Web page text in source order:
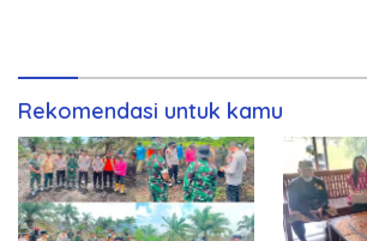
Rekomendasi untuk kamu